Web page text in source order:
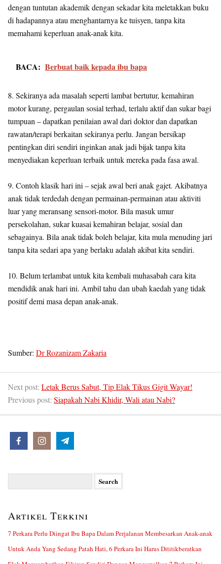
dengan tuntutan akademik dengan sekadar kita meletakkan buku
di hadapannya atau menghantarnya ke tuisyen, tanpa kita
memahami keperluan anak-anak kita.
BACA: Berbuat baik kepada ibu bapa
8. Sekiranya ada masalah seperti lambat bertutur, kemahiran
motor kurang, pergaulan sosial terhad, terlalu aktif dan sukar bagi
tumpuan – dapatkan penilaian awal dari doktor dan dapatkan
rawatan/terapi berkaitan sekiranya perlu. Jangan bersikap
pentingkan diri sendiri inginkan anak jadi bijak tanpa kita
menyediakan keperluan terbaik untuk mereka pada fasa awal.
9. Contoh klasik hari ini – sejak awal beri anak gajet. Akibatnya
anak tidak terdedah dengan permainan-permainan atau aktiviti
luar yang meransang sensori-motor. Bila masuk umur
persekolahan, sukar kuasai kemahiran belajar, sosial dan
sebagainya. Bila anak tidak boleh belajar, kita mula menuding jari
tanpa kita sedari apa yang berlaku adalah akibat kita sendiri.
10. Belum terlambat untuk kita kembali muhasabah cara kita
mendidik anak hari ini. Ambil tahu dan ubah kaedah yang tidak
positif demi masa depan anak-anak.
Sumber: Dr Rozanizam Zakaria
Next post: Letak Berus Sabut, Tip Elak Tikus Gigit Wayar!
Previous post: Siapakah Nabi Khidir, Wali atau Nabi?
Artikel Terkini
7 Perkara Perlu Diingat Ibu Bapa Dalam Perjalanan Membesarkan Anak-anak
Untuk Anda Yang Sedang Patah Hati, 6 Perkara Ini Harus Dititikberatkan